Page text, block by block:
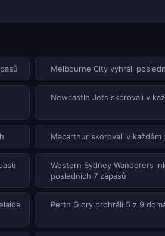
Melbourne City vyhráli
Newcastle Jets skórovali v
Macarthur skórovali v
Western Sydney Wanderers
posledních 7 zápasů
Perth Glory prohráli 5 z 9